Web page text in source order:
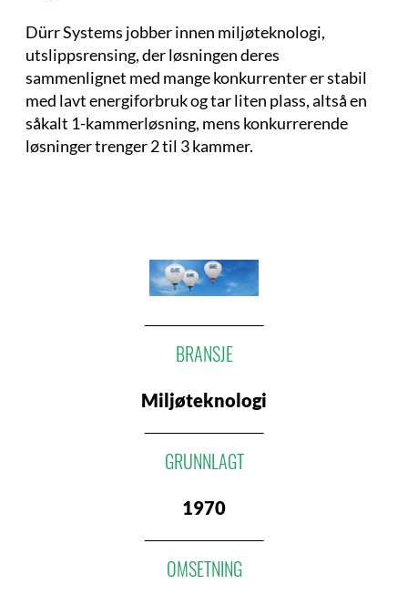
Dürr Systems jobber innen miljøteknologi,
utslippsrensing, der løsningen deres
sammenlignet med mange konkurrenter er stabil
med lavt energiforbruk og tar liten plass, altså en
såkalt 1-kammerløsning, mens konkurrerende
løsninger trenger 2 til 3 kammer.
BRANSJE
Miljøteknologi
GRUNNLAGT
1970
OMSETNING